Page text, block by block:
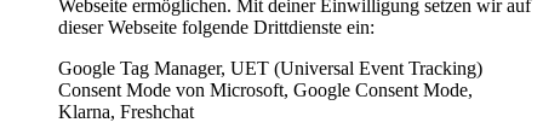
Webseite ermöglichen. Mit deiner Einwilligung setzen wir auf
dieser Webseite folgende Drittdienste ein:
Google Tag Manager, UET (Universal Event Tracking)
Consent Mode von Microsoft, Google Consent Mode,
Klarna, Freshchat